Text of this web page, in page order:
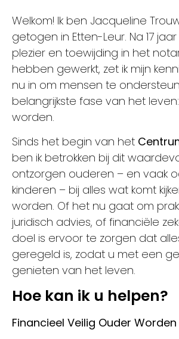
Welkom! Ik ben Jacqueline
getogen in Etten-Leur. Na 17
plezier en toewijding in het
hebben gewerkt, zet ik mijn
nu in om mensen te
belangrijkste fase van het
worden.
Sinds het begin van het
ben ik betrokken bij dit
ontzorgen ouderen – en vaak
kinderen – bij alles wat komt
worden. Of het nu gaat om
juridisch advies, of financiële
doel is ervoor te zorgen dat
geregeld is, zodat u met een
genieten van het leven.
Hoe kan ik u helpen?
Financieel Veilig Ouder Worden